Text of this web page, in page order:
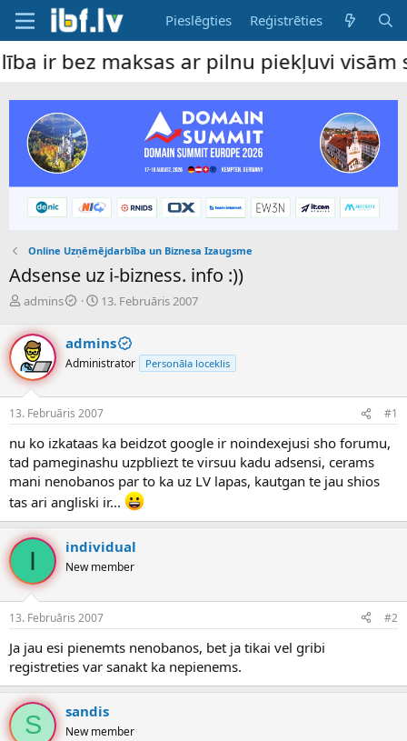
Pieslēgties Reģistrēties
ar pilnu piekļuvi visām
Online Uzņēmējdarbība un Biznesa Izaugsme
Adsense uz i-bizness. info :))
P
v
e
d
i
e
n
u
z
s
ā
c
j
admins
S
u
m
d
a
u
m
s
13. Februāris 2007
admins
Administrator Personāla loceklis
13. Februāris 2007 #1
nu ko izkataas ka beidzot google ir noindexejusi sho forumu,
tad pameginashu uzpbliezt te virsuu kadu adsensi, cerams
mani nenobanos par to ka uz LV lapas, kautgan te jau shios
tas ari angliski ir...
I individual
New member
13. Februāris 2007 #2
Ja jau esi pienemts nenobanos, bet ja tikai vel gribi
registreties var sanakt ka nepienems.
S sandis
New member